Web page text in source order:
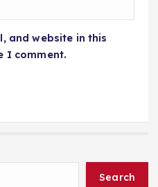
and website in this
I comment.
Search